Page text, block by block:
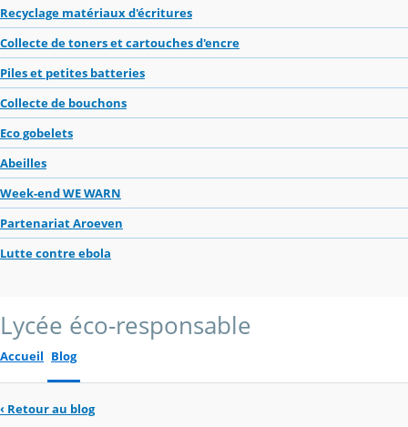
Recyclage matériaux d'écritures
Collecte de toners et cartouches d'encre
Piles et petites batteries
Collecte de bouchons
Eco gobelets
Abeilles
Week-end WE WARN
Partenariat Aroeven
Lutte contre ebola
Lycée éco-responsable
Accueil Blog
‹ Retour au blog